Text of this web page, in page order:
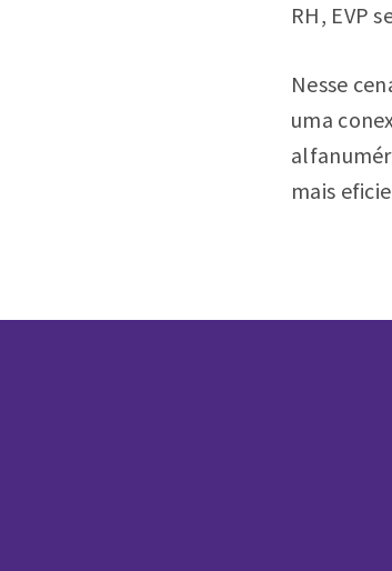
RH, EVP
Nesse
uma
mais